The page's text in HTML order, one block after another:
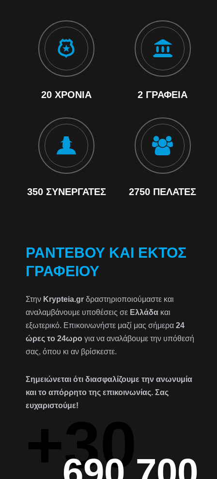
20 ΧΡΌΝΙΑ 2 ΓΡΑΦΕΊΑ
350 ΣΥΝΕΡΓΆΤΕΣ 2750 ΠΕΛΆΤΕΣ
ΡΑΝΤΕΒΟΎ ΚΑΙ ΕΚΤΌΣ
ΓΡΑΦΕΊΟΥ
Στην Krypteia.gr δραστηριοποιούμαστε και
αναλαμβάνουμε υποθέσεις σε Ελλάδα και
εξωτερικό. Επικοινωνήστε μαζί μας σήμερα24
ώρες το 24ωρο για να αναλάβουμε την υπόθεσή
σας, όπου κι αν βρίσκεστε.
Σημειώνεται ότι διασφαλίζουμε την ανωνυμία
και το απόρρητο της επικοινωνίας. Σας
ευχαριστούμε!
+30